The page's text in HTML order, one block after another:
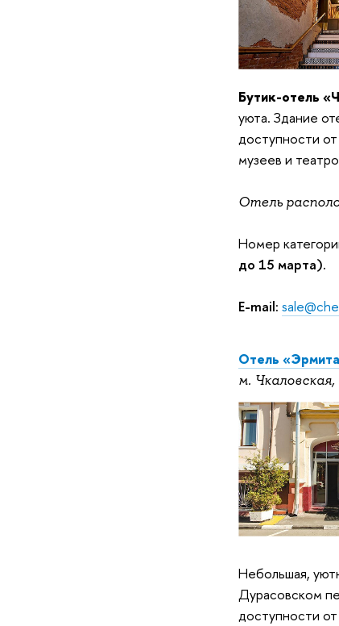
Бутик-отель
уюта. Здание
доступности
музеев и
Отель
Номер
до 15 марта).
E-mail:
Отель
м.
Небольшая,
Дурасовском
доступности